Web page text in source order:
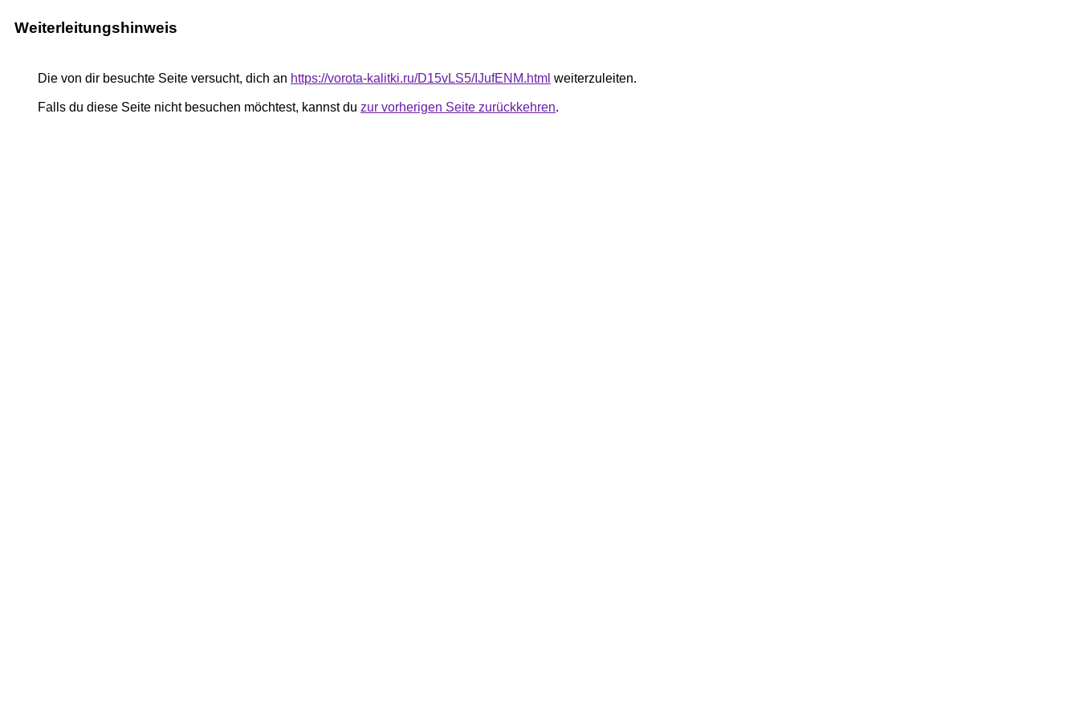
Weiterleitungshinweis
Die von dir besuchte Seite versucht, dich an https://vorota-kalitki.ru/D15vLS5/IJufENM.html weiterzuleiten.
Falls du diese Seite nicht besuchen möchtest, kannst du zur vorherigen Seite zurückkehren.